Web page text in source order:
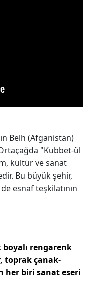
Belh (Afganistan)
"Kubbet-ül
kültür ve sanat
Bu büyük şehir,
esnaf teşkilatının
boyalı rengarenk
toprak çanak-
her biri sanat eseri